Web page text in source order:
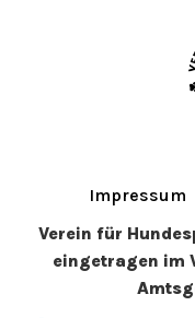
Impressum
Verein für
eingetragen im